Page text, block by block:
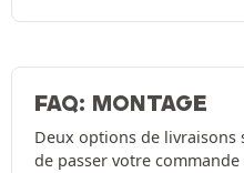
FAQ: MONTAGE
Deux options de livraisons
de passer votre commande